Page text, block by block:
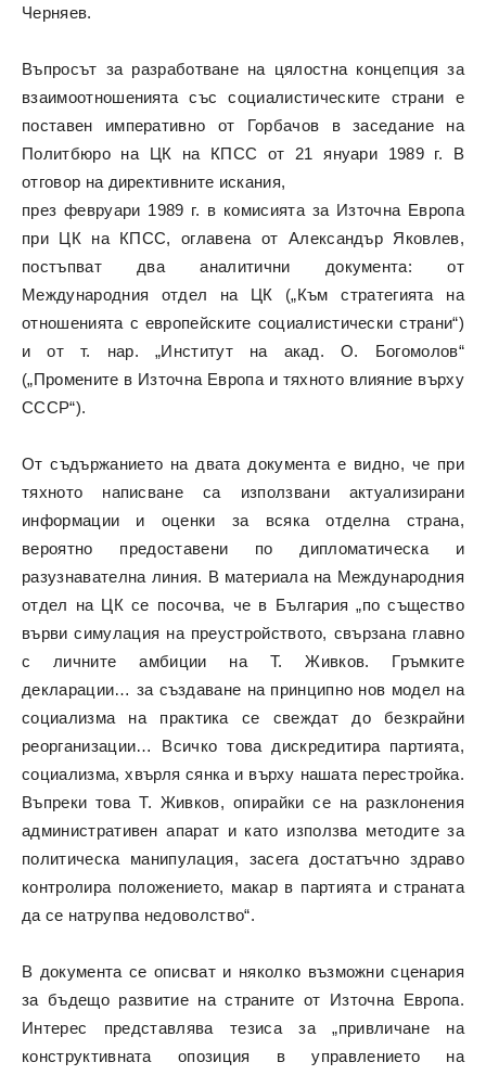
Черняев.
Въпросът за разработване на цялостна концепция за
взаимоотношенията със социалистическите страни е
поставен императивно от Горбачов в заседание на
Политбюро на ЦК на КПСС от 21 януари 1989 г. В
отговор на директивните искания,
през февруари 1989 г. в комисията за Източна Европа
при ЦК на КПСС, оглавена от Александър Яковлев,
постъпват два аналитични документа: от
Международния отдел на ЦК („Към стратегията на
отношенията с европейските социалистически страни“)
и от т. нар. „Институт на акад. О. Богомолов“
(„Промените в Източна Европа и тяхното влияние върху
СССР“).
От съдържанието на двата документа е видно, че при
тяхното написване са използвани актуализирани
информации и оценки за всяка отделна страна,
вероятно предоставени по дипломатическа и
разузнавателна линия. В материала на Международния
отдел на ЦК се посочва, че в България „по същество
върви симулация на преустройството, свързана главно
с личните амбиции на Т. Живков. Гръмките
декларации… за създаване на принципно нов модел на
социализма на практика се свеждат до безкрайни
реорганизации… Всичко това дискредитира партията,
социализма, хвърля сянка и върху нашата перестройка.
Въпреки това Т. Живков, опирайки се на разклонения
административен апарат и като използва методите за
политическа манипулация, засега достатъчно здраво
контролира положението, макар в партията и страната
да се натрупва недоволство“.
В документа се описват и няколко възможни сценария
за бъдещо развитие на страните от Източна Европа.
Интерес представлява тезиса за „привличане на
конструктивната опозиция в управлението на